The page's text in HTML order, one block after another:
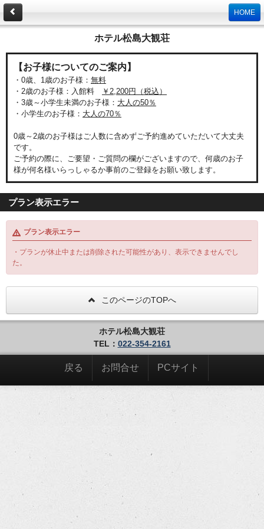
HOME
ホテル松島大観荘
【お子様についてのご案内】
・0歳、1歳のお子様： 無料
・2歳のお子様：入館料
￥2,200円（税込）
・3歳～小学生未満のお子様： 大人の50％
・小学生のお子様： 大人の70％
0歳～2歳のお子様はご人数に含めずご予約進めていただいて大丈夫
です。
ご予約の際に、ご要望・ご質問の欄がございますので、何歳のお子
様が何名様いらっしゃるか事前のご登録をお願い致します。
プラン表示エラー
プラン表示エラー
・プランが休止中または削除された可能性があり、表示できませんでし
た。
このページのTOPへ
ホテル松島大観荘
TEL： 022-354-2161
戻る お問合せ PCサイト